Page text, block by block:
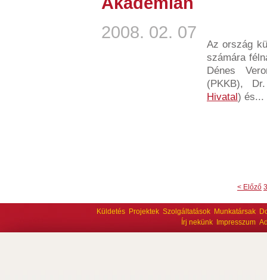
2008. 02. 07
Az ország
számára
Dénes
(PKKB),
Hivatal) és...
< Előző 3
Küldetés Projektek Szolgáltatások Munkatársak
Írj nekünk
Impresszum